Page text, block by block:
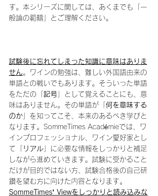
す。本シリーズに関しては、あくまでも「一
般論の範疇」とご理解ください。
試験後に忘れてしまった知識に意味はありま
せん。ワインの勉強は、難しい外国語由来の
単語との戦いでもあります。そういった単語
をただの「 記号 」として覚えることにも、意
味はありません。その単語が「 何を意味する
のか 」を知ってこそ、本来のあるべき学びと
なります。SommeTimes Académieでは、ワ
インプロフェッショナル、ワイン愛好家とし
て「
リアル 」に必要な情報をしっかりと補足
しながら進めていきます。試験に受かること
だけが目的ではない方、試験合格後の自己研
鑽を望む方に向けた内容となります。
SommeTimes’ Viewをしっかりと読み込みな